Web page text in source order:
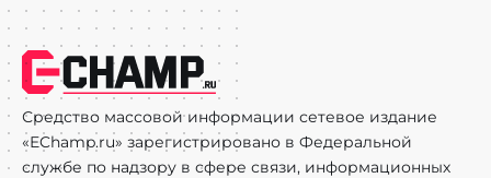
Средство массовой информации сетевое издание
«EChamp.ru» зарегистрировано в Федеральной
службе по надзору в сфере связи, информационных